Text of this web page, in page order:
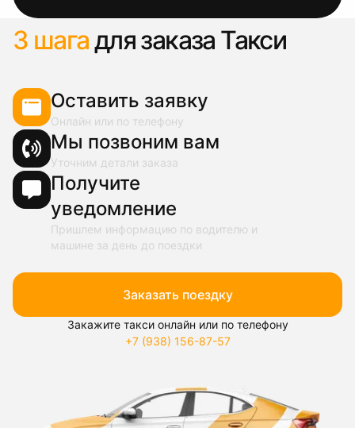
3 шагадля заказа Такси
Оставить заявку
Онлайн или по телефону
Мы позвоним вам
Уточним детали заказа
Получите
уведомление
Пришлем информацию по водителю и
машине за день до поездки
Заказать поездку
Закажите такси онлайн или по телефону
+7 (938) 156-87-57